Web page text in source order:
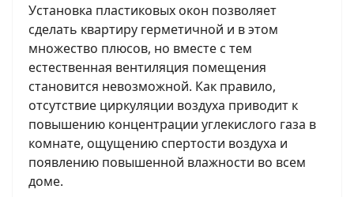
Установка пластиковых окон позволяет
сделать квартиру герметичной и в этом
множество плюсов, но вместе с тем
естественная вентиляция помещения
становится невозможной. Как правило,
отсутствие циркуляции воздуха приводит к
повышению концентрации углекислого газа в
комнате, ощущению спертости воздуха и
появлению повышенной влажности во всем
доме.